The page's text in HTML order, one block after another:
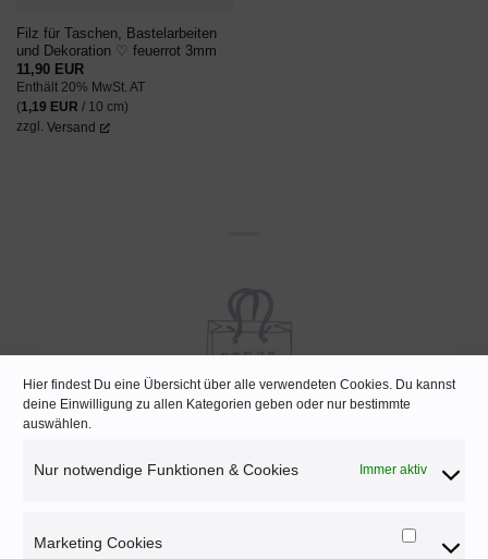
Hier findest Du eine Übersicht über alle verwendeten Cookies. Du kannst
deine Einwilligung zu allen Kategorien geben oder nur bestimmte
auswählen.
Nur notwendige Funktionen & Cookies Immer aktiv
Marketing Cookies
Filz für Taschen, Bastelarbeiten
und Dekoration ♡ feuerrot 3mm
11,90 EUR
Enthält 20% MwSt. AT
(1,19 EUR / 10 cm)
zzgl. Versand
KEINE VERSANDKOSTEN